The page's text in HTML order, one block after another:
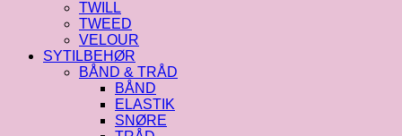
TWILL
TWEED
VELOUR
SYTILBEHØR
BÅND & TRÅD
BÅND
ELASTIK
SNØRE